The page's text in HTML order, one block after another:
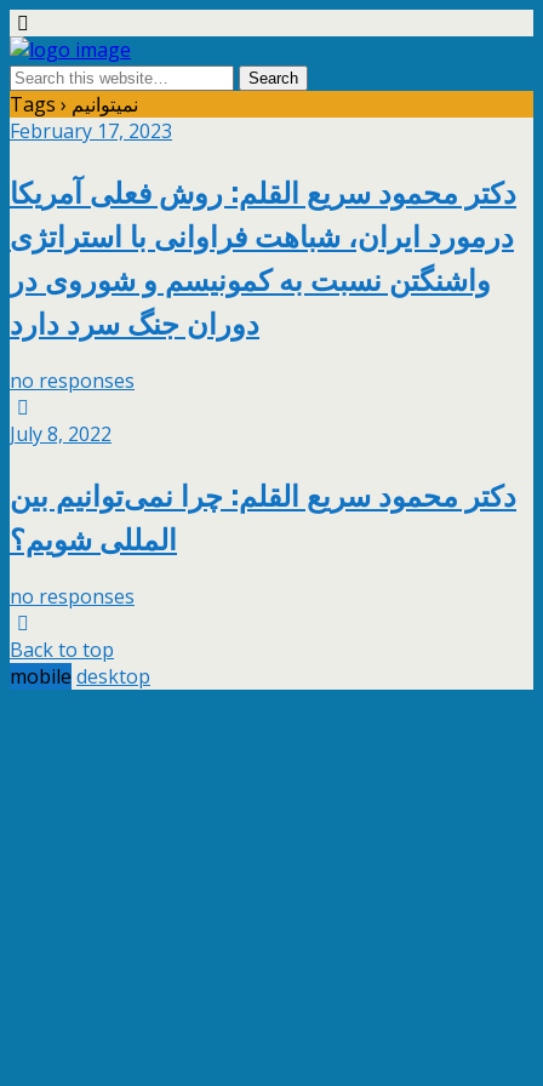
Tags › نمیتوانیم
February 17, 2023
دکتر محمود سریع القلم: روش فعلی آمریکا
درمورد ایران، شباهت فراوانی با استراتژی
واشنگتن نسبت به کمونیسم و شوروی در
دوران جنگ سرد دارد
no responses
July 8, 2022
دکتر محمود سریع القلم: چرا نمی‌توانیم بین
المللی شویم؟
no responses
Back to top
mobile desktop